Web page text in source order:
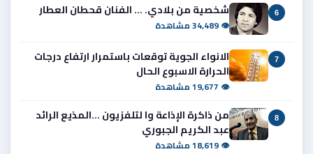
6 شخصية من بلادي. ... الفنان قحطان العطار
👁 34,489 مشاهدة
7
الانواء الجوية توقعات باستمرار ارتفاع درجات
الحرارة الاسبوع الحال
👁 19,677 مشاهدة
8
من ذاكرة الإذاعة وا لتلفزيون ...المذيع الرائد
عبد الكريم الجبوري
👁 18,619 مشاهدة